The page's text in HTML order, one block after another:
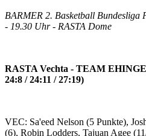
BARMER 2. Basketball Bundesliga
- 19.30 Uhr - RASTA Dome
RASTA Vechta - TEAM
24:8 / 24:11 / 27:19)
VEC: Sa'eed Nelson (5 Punkte),
(6), Robin Lodders, Tajuan Agee